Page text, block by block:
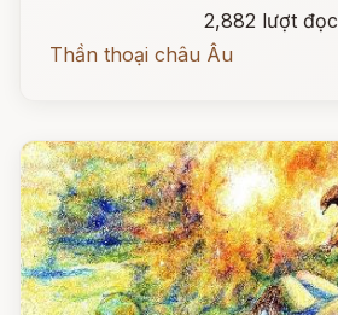
2,882 lượt đọc
Thần thoại châu Âu